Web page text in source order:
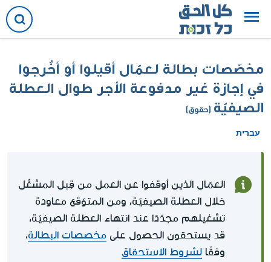
مخصّصات بطالة لعمّال أقيلوا أو أخُرجوا
في إجازة غير مدفوعة الأجر طوال العطلة
الصيفيّة (حقوق)
עברית
العمّال الذين أوقفوا عن العمل من قِبل المشغّل
خلال العطلة الصيفيّة، ومن المتوّقع معاودة
تشغيلهم مجدّدًا عند انتهاء العطلة الصيفيّة،
قد يستحقون الحصول على مخصصات البطالة،
وفقًا لشروط الاستحقاق